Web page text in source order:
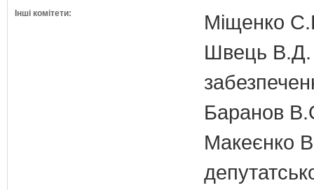
Інші комітети:
Міщенко
Швець В.Д.
Баранов
Макеєнко